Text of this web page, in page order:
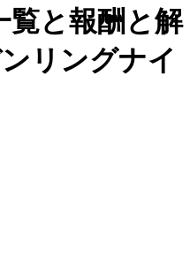
覧と報酬と解
リングナイ